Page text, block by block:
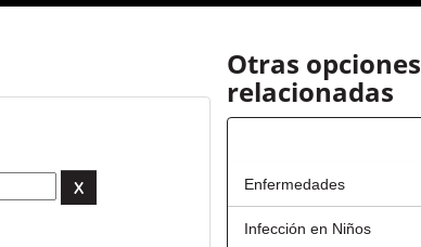
Otras opciones
relacionadas
Enfermedades
Infección en Niños